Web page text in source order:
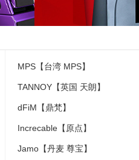
MPS【台湾 MPS】
TANNOY【英国 天朗】
dFiM【鼎梵】
Increcable【原点】
Jamo【丹麦 尊宝】